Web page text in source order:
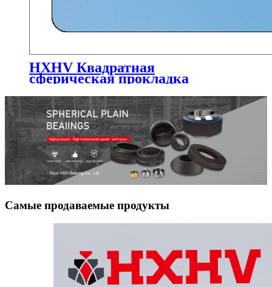
HXHV Квадратная
сферическая прокладка
цветочного типа для шариков
подшипника
Самые продаваемые продукты